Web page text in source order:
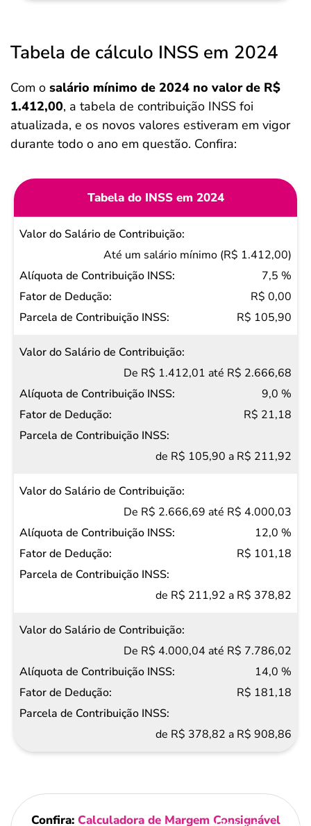
Tabela de cálculo INSS em 2024
Com o salário mínimo de 2024 no valor de R$
1.412,00, a tabela de contribuição INSS foi
atualizada, e os novos valores estiveram em vigor
durante todo o ano em questão. Confira:
Tabela do INSS em 2024
Valor do
Contribuição
Alíquota de
Contribuição
Fator de
Parcela de
Contribuição
INSS
Até um salário mínimo (R$ 1.412,00)
7,5 %
R$ 0,00
R$ 105,90
De R$ 1.412,01 até R$ 2.666,68
9,0 %
R$ 21,18
de R$ 105,90 a R$ 211,92
De R$ 2.666,69 até R$ 4.000,03
12,0 %
R$ 101,18
de R$ 211,92 a R$ 378,82
De R$ 4.000,04 até R$ 7.786,02
14,0 %
R$ 181,18
de R$ 378,82 a R$ 908,86
Confira: Calculadora de Margem Consignável